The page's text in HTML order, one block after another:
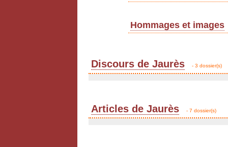
Hommages et images
Discours de Jaurès - 3 dossier(s)
Articles de Jaurès - 7 dossier(s)